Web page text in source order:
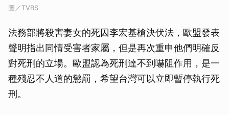
圖／TVBS
法務部將殺害妻女的死囚李宏基槍決伏法，歐盟發表
聲明指出同情受害者家屬，但是再次重申他們明確反
對死刑的立場。歐盟認為死刑達不到嚇阻作用，是一
種殘忍不人道的懲罰，希望台灣可以立即暫停執行死
刑。